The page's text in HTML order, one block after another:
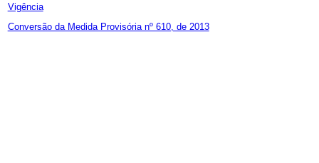
Vigência
Conversão da Medida Provisória nº 610, de 2013